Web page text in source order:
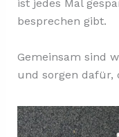
ist jedes Mal
besprechen gibt.
Gemeinsam sind
und sorgen dafür,